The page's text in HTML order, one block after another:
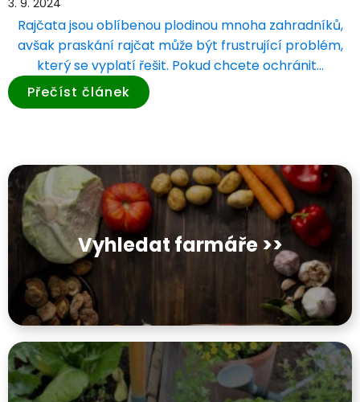
Rajčata jsou oblíbenou plodinou mnoha zahradníků,
avšak praskání rajčat může být frustrující problém,
který se vyplatí řešit. Pokud chcete ochránit…
Přečíst článek
Vyhledat farmáře >>